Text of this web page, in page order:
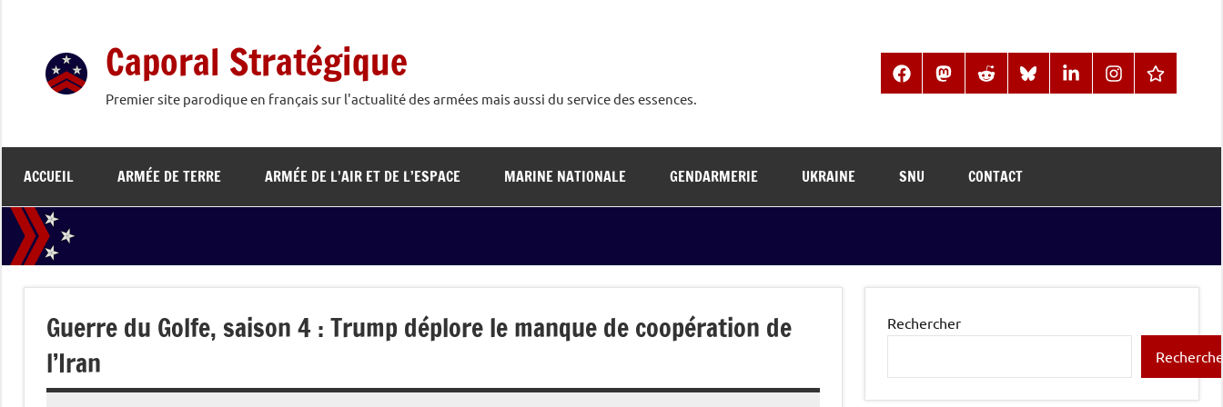
contenu
Caporal Stratégique
Premier site parodique en français sur l'actualité des armées mais aussi du service des essences.
FacebookMastodonReddit BlueSkyLinkedInInstagramThreads
ACCUEIL ARMÉE DE TERRE ARMÉE DE L’AIR ET DE L’ESPACE MARINE NATIONALE GENDARMERIE UKRAINE SNU CONTACT
Guerre du Golfe, saison 4 : Trump déplore le manque de coopération de
l’Iran
Rechercher